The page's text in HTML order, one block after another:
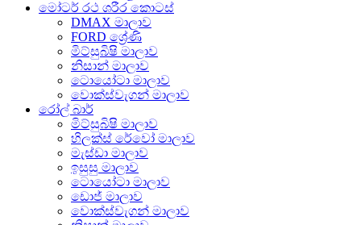
මෝටර් රථ ශරීර කොටස්
DMAX මාලාව
FORD ශ්‍රේණි
මිට්සුබිෂි මාලාව
නිසාන් මාලාව
ටොයෝටා මාලාව
වොක්ස්වැගන් මාලාව
රෝල් බාර්
මිට්සුබිෂි මාලාව
හිලක්ස් රේවෝ මාලාව
මැස්ඩා මාලාව
ඉසුසු මාලාව
ටොයෝටා මාලාව
ඩොජ් මාලාව
වොක්ස්වැගන් මාලාව